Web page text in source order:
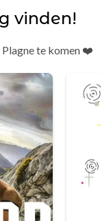
vinden!
Plagne te komen ❤️